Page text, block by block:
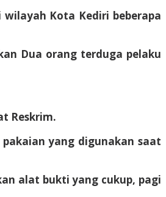
Kota Kediri beberapa
Dua orang terduga pelaku
Reskrim.
yang digunakan saat
alat bukti yang cukup, pagi